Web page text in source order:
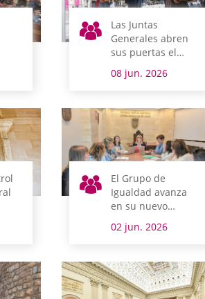
Las Juntas
Generales abren
sus puertas el
visitas gratuitas,
gusto, oferta
turística y
animación
callejera
08 jun. 2026
El Grupo de
Igualdad avanza
en su nuevo
documento de
trabajo
02 jun. 2026